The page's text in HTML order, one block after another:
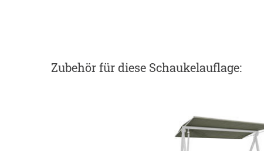
Zubehörfür diese Schaukelauflage: